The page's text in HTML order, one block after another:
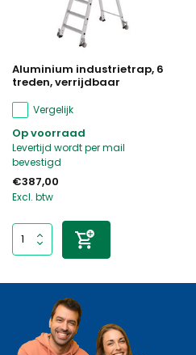
Aluminium industrietrap, 6
treden, verrijdbaar
Vergelijk
Op voorraad
Levertijd wordt per mail
bevestigd
€387,00
Excl. btw